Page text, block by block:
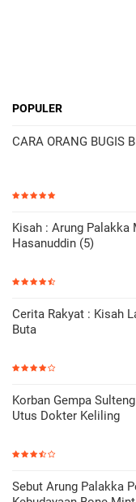
POPULER
CARA ORANG BUGIS
Kisah : Arung Palakka
Hasanuddin (5)
Cerita Rakyat : Kisah
Buta
Korban Gempa
Utus Dokter Keliling
Sebut Arung Palakka